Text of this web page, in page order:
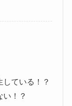
している！？
い！？